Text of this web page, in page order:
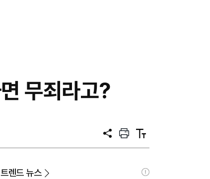
무죄라고?
공
프
트
텍
트
트렌드 뉴스